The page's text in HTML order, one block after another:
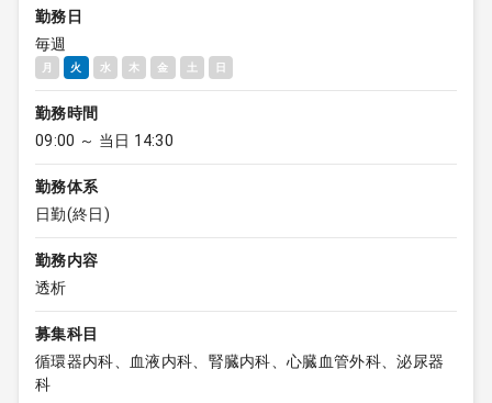
勤務日
毎週
月 火 水 木 金 土 日
勤務時間
09:00 ～ 当日 14:30
勤務体系
日勤(終日)
勤務内容
透析
募集科目
循環器内科、血液内科、腎臓内科、心臓血管外科、泌尿器
科